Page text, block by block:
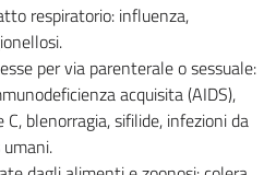
respiratorio: influenza,
per via parenterale o sessuale:
acquisita (AIDS),
blenorragia, sifilide, infezioni da